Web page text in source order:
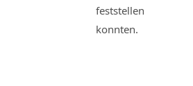
feststellen
konnten.